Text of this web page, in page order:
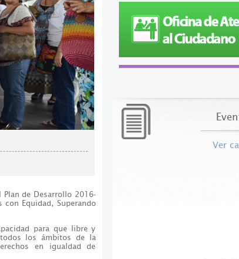
de Desarrollo 2016-
Equidad, Superando
para que libre y
los ámbitos de la
en igualdad de
Ver